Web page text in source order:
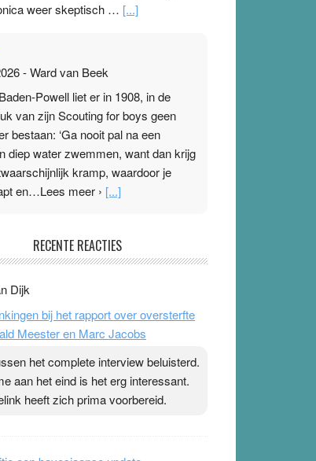
weer skeptisch … [...]
-Ward van Beek
Powell liet er in 1908, in de
van zijn Scouting for boys geen
bestaan: ‘Ga nooit pal na een
diep water zwemmen, want dan krijg
kramp, waardoor je
en…Lees meer › [...]
Ward van Beek
Ze hopen ermee hun hartslag te
ze meer zuurstof opnemen.
zo’n pleister geen effect. Maar het
meer Pleisterplakkers in de
› [...]
RECENTE REACTIES
Dijk
bij het rapport over oversterfte
Meester en Marc Jacobs
het complete interview beluisterd.
aan het eind is het erg interessant.
heeft zich prima voorbereid.